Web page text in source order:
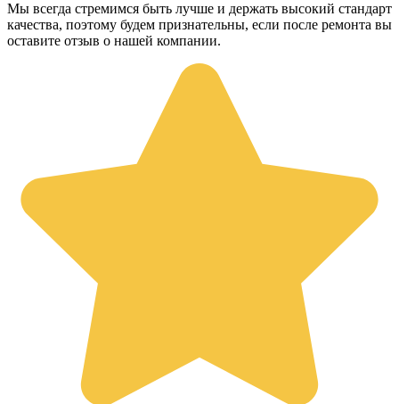
Мы всегда стремимся быть лучше и держать высокий стандарт
качества, поэтому будем признательны, если после ремонта вы
оставите отзыв о нашей компании.